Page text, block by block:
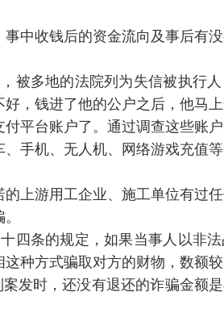
中收钱后的资金流向及事后有
被多地的法院列为失信被执行
，钱进了他的公户之后，他马
平台账户了。通过调查这些账
手机、无人机、网络游戏充值
上游用工企业、施工单位有过
四条的规定，如果当事人以非
种方式骗取对方的财物，数额
发时，还没有退还的诈骗金额